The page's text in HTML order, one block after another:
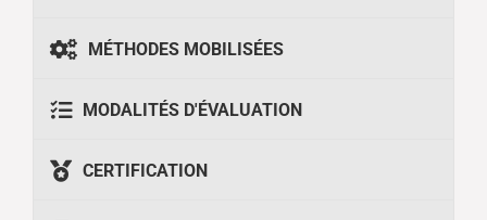
MÉTHODES MOBILISÉES
MODALITÉS D'ÉVALUATION
CERTIFICATION